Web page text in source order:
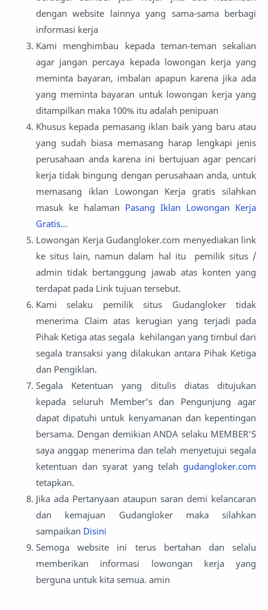
dengan website lainnya yang sama-sama berbagi
informasi kerja
Kami menghimbau kepada teman-teman sekalian
agar jangan percaya kepada lowongan kerja yang
meminta bayaran, imbalan apapun karena jika ada
yang meminta bayaran untuk lowongan kerja yang
ditampilkan maka 100% itu adalah penipuan
Khusus kepada pemasang iklan baik yang baru atau
yang sudah biasa memasang harap lengkapi jenis
perusahaan anda karena ini bertujuan agar pencari
kerja tidak bingung dengan perusahaan anda, untuk
memasang iklan Lowongan Kerja gratis silahkan
masuk ke halaman Pasang Iklan Lowongan Kerja
Gratis...
Lowongan Kerja Gudangloker.com menyediakan link
ke situs lain, namun dalam hal itu pemilik situs /
admin tidak bertanggung jawab atas konten yang
terdapat pada Link tujuan tersebut.
Kami selaku pemilik situs Gudangloker tidak
menerima Claim atas kerugian yang terjadi pada
Pihak Ketiga atas segala kehilangan yang timbul dari
segala transaksi yang dilakukan antara Pihak Ketiga
dan Pengiklan.
Segala Ketentuan yang ditulis diatas ditujukan
kepada seluruh Member's dan Pengunjung agar
dapat dipatuhi untuk kenyamanan dan kepentingan
bersama. Dengan demikian ANDA selaku MEMBER'S
saya anggap menerima dan telah menyetujui segala
ketentuan dan syarat yang telah gudangloker.com
tetapkan.
Jika ada Pertanyaan ataupun saran demi kelancaran
dan kemajuan Gudangloker maka silahkan
sampaikan Disini
Semoga website ini terus bertahan dan selalu
memberikan informasi lowongan kerja yang
berguna untuk kita semua. amin